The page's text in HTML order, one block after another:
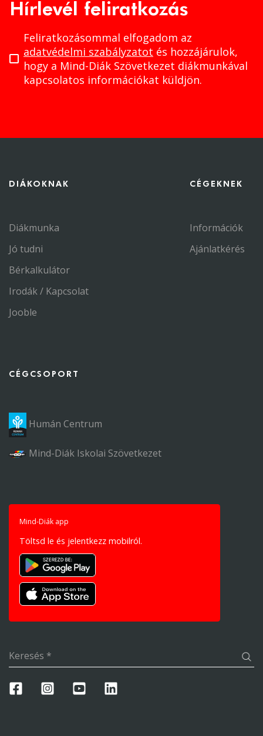
Hírlevél feliratkozás
Feliratkozásommal elfogadom az
adatvédelmi szabályzatot és hozzájárulok,
hogy a Mind-Diák Szövetkezet diákmunkával
kapcsolatos információkat küldjön.
DIÁKOKNAK
Diákmunka
Jó tudni
Bérkalkulátor
Irodák / Kapcsolat
Jooble
CÉGEKNEK
Információk
Ajánlatkérés
CÉGCSOPORT
Humán Centrum
Mind-Diák Iskolai Szövetkezet
Mind-Diák app
Töltsd le és jelentkezz mobilról.
Keresés *